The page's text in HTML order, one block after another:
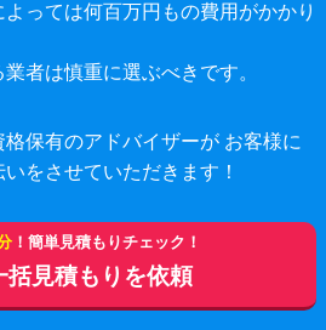
っては何百万円もの費用がかかり
者は慎重に選ぶべきです。
保有のアドバイザーが お客様に
をさせていただきます！
！簡単見積もりチェック！
括見積もりを依頼